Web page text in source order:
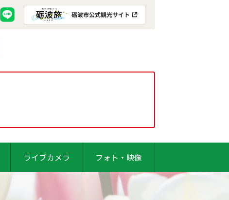
ライブカメラ フォト・映像